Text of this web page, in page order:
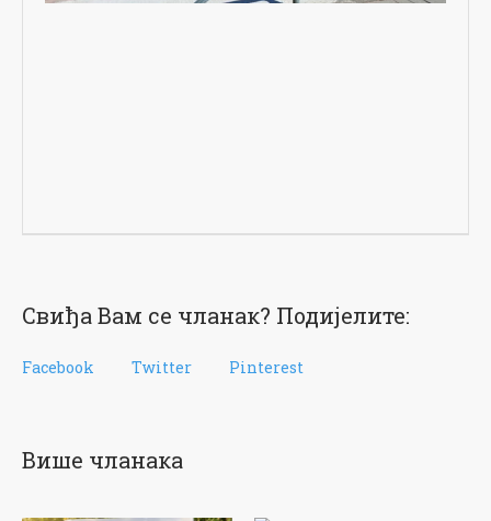
Свиђа Вам се чланак? Подијелите:
Facebook Twitter Pinterest
Више чланака